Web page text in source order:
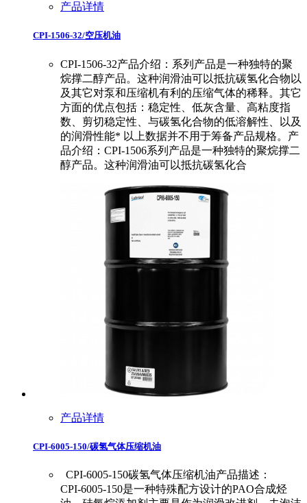
产品详情
CPI-1506-32/空压机油
CPI-1506-32产品介绍：系列产品是一种独特的聚
烷撑二醇产品。这种润滑油可以抵抗碳氢化合物以
及其它对泵和压缩机有利的压缩气体的稀释。其它
方面的优点包括：稳定性、低灰含量、高粘度指
数、剪切稳定性、与碳氢化合物的低溶解性、以及
的润滑性能* 以上数据并不用于筹备产品规格。产
品介绍：CPI-1506系列产品是一种独特的聚烷撑二
醇产品。这种润滑油可以抵抗碳氢化合
产品详情
CPI-6005-150/碳氢气体压缩机油
CPI-6005-150碳氢气体压缩机油产品描述：
CPI-6005-150是一种特殊配方设计的PAO合成烃